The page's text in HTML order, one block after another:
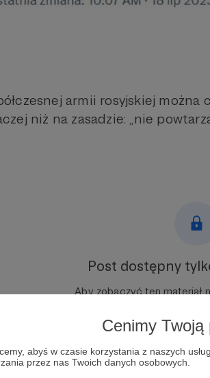
Cenimy Twoją
abyś w czasie korzystania z naszych
przez nas Twoich danych osobowych.
armii rosyjskiej
niż na zasadzie: „nie
Post dostępny
Aby zobaczyć ten materiał
Zostań
Zaloguj